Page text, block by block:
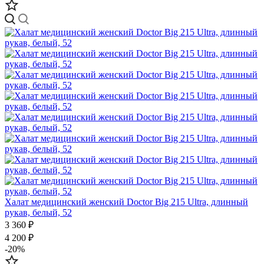
Халат медицинский женский Doctor Big 215 Ultra, длинный
рукав, белый, 52
3 360 ₽
4 200 ₽
-20%